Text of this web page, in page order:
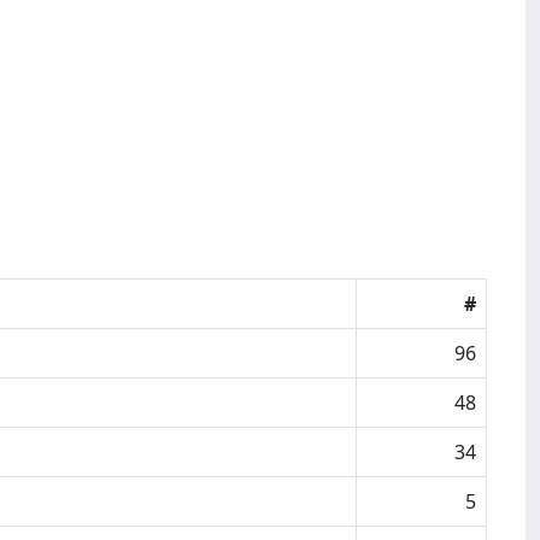
#
96
48
34
5